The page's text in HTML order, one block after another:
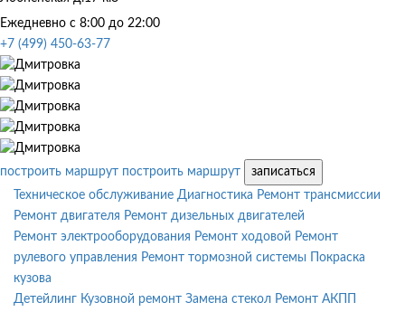
Ежедневно с 8:00 до 22:00
+7 (499) 450-63-77
построить маршрут построить маршрут
записаться
Техническое обслуживание Диагностика Ремонт трансмиссии
Ремонт двигателя Ремонт дизельных двигателей
Ремонт электрооборудования Ремонт ходовой Ремонт
рулевого управления Ремонт тормозной системы
Покраска
кузова
Детейлинг Кузовной ремонт Замена стекол Ремонт АКПП